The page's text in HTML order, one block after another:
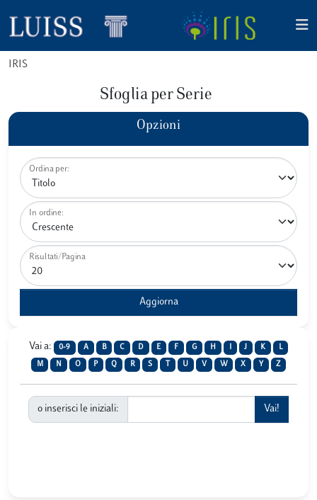
IRIS
Sfoglia per Serie
Opzioni
Ordina per:
In ordine:
Risultati/Pagina
Vai a: 0-9 A B C D E F G H J K L
M N O P Q R S U V W X Y Z
o inserisci le iniziali: